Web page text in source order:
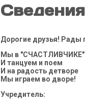
Дорогие друзья! Рады
Мы в
И танцуем и поем
И на радость детворе
Мы играем во дворе!
Учредитель: